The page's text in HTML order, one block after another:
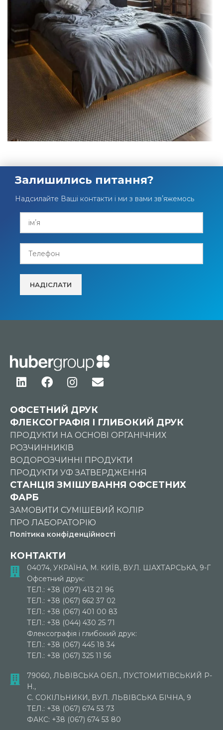
Залишились питання?
Надсилайте Ваші контакти і ми з вами звʼяжемось
ОФСЕТНИЙ ДРУК
ФЛЕКСОГРАФІЯ І ГЛИБОКИЙ ДРУК
ПРОДУКТИ НА ОСНОВІ ОРГАНІЧНИХ
РОЗЧИННИКІВ
ВОДОРОЗЧИННІ ПРОДУКТИ
ПРОДУКТИ УФ ЗАТВЕРДЖЕННЯ
СТАНЦІЯ ЗМІШУВАННЯ ОФСЕТНИХ
ФАРБ
ЗАМОВИТИ СУМІШЕВИЙ КОЛІР
ПРО ЛАБОРАТОРІЮ
Політика конфіденційності
КОНТАКТИ
04074, УКРАЇНА, М. КИЇВ, ВУЛ. ШАХТАРСЬКА, 9-Г
Офсетний друк:
ТЕЛ.: +38 (097) 413 21 96
ТЕЛ.: +38 (067) 662 37 02
ТЕЛ.: +38 (067) 401 00 83
ТЕЛ.: +38 (044) 430 25 71
Флексографія і глибокий друк:
ТЕЛ.: +38 (067) 445 18 34
ТЕЛ.: +38 (067) 325 11 56
79060, ЛЬВІВСЬКА ОБЛ., ПУСТОМИТІВСЬКИЙ Р-
Н.,
С. СОКІЛЬНИКИ, ВУЛ. ЛЬВІВСЬКА БІЧНА, 9
ТЕЛ.: +38 (067) 674 53 73
ФАКС: +38 (067) 674 53 80